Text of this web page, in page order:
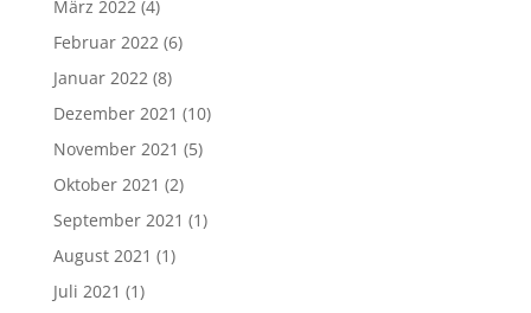
März 2022(4)
Februar 2022(6)
Januar 2022(8)
Dezember 2021 (10)
November 2021 (5)
Oktober 2021 (2)
September 2021 (1)
August 2021 (1)
Juli 2021 (1)